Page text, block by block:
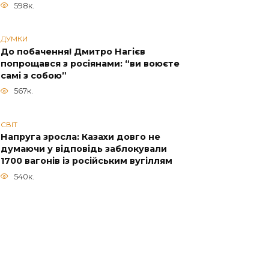
598к.
ДУМКИ
До побачення! Дмитро Нагієв
попрощався з росіянами: “ви воюєте
самі з собою”
567к.
СВІТ
Напруга зросла: Казахи довго не
думаючи у відповідь заблокували
1700 вагонів із російським вугіллям
540к.